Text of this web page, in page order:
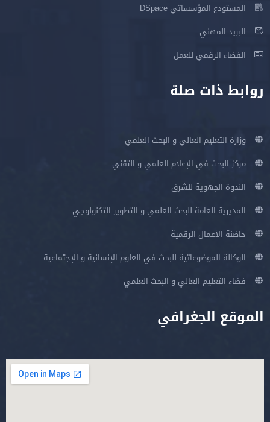
المستودع المؤسساتي DSpace
البريد المهني
الفضاء الرقمي للعمل
روابط ذات صلة
وزارة التعليم العالي و البحث العلمي
مركز البحث في الإعلام العلمي و التقني
الندوة الجهوية للشرق
المديرية العامة للبحث العلمي و التطوير التكنولوجي
حاضنة الأعمال الرقمية
الوكالة الموضوعاتية للبحث في العلوم الإنسانية و الإجتماعية
فضاء التعليم العالي و البحث العلمي
الموقع الجغرافي